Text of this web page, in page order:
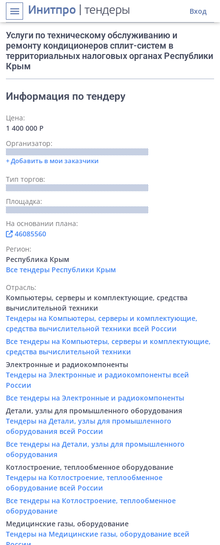
menu Инитпро | тендеры Вход
Услуги по техническому обслуживанию и
ремонту кондиционеров сплит-систем в
территориальных налоговых органах Республики
Крым
Информация по тендеру
Цена:
1 400 000 Р
Организатор:
+ Добавить в мои заказчики
Тип торгов:
Площадка:
На основании плана:
46085560
Регион:
Республика Крым
Все тендеры Республики Крым
Отрасль:
Компьютеры, серверы и комплектующие, средства
вычислительной техники
Тендеры на Компьютеры, серверы и комплектующие,
средства вычислительной техники всей России
Все тендеры на Компьютеры, серверы и комплектующие,
средства вычислительной техники
Электронные и радиокомпоненты
Тендеры на Электронные и радиокомпоненты всей
России
Все тендеры на Электронные и радиокомпоненты
Детали, узлы для промышленного оборудования
Тендеры на Детали, узлы для промышленного
оборудования всей России
Все тендеры на Детали, узлы для промышленного
оборудования
Котлостроение, теплообменное оборудование
Тендеры на Котлостроение, теплообменное
оборудование всей России
Все тендеры на Котлостроение, теплообменное
оборудование
Медицинские газы, оборудование
Тендеры на Медицинские газы, оборудование всей